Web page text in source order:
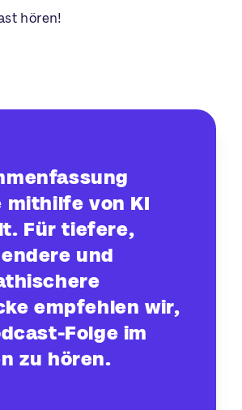
hören!
mithilfe von KI
Für tiefere,
und
empfehlen wir,
Folge im
zu hören.